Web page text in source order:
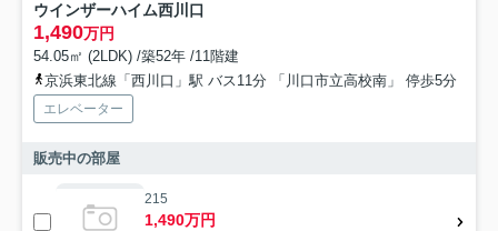
ウインザーハイム西川口
1,490万円
54.05㎡ (2LDK) /築52年 /11階建
京浜東北線「西川口」駅 バス11分 「川口市立高校南」 停歩5分
エレベーター
販売中の部屋
215
1,490万円